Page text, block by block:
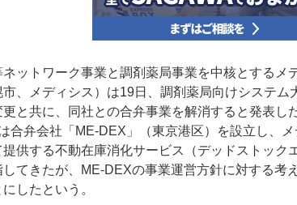
ットワーク事業と調剤薬局事業を中核とするメ
市、メディシス）は19日、調剤薬局向けシステ
と共に、同社との合弁事業を解消すると発表し
合弁会社「ME-DEX」（東京港区）を設立し、
供する不動在庫消化サービス（デッドストック
してきたが、ME-DEXの事業運営方針に対する考
したという。